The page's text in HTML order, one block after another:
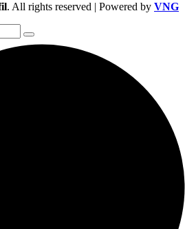
. All rights reserved | Powered by VNG